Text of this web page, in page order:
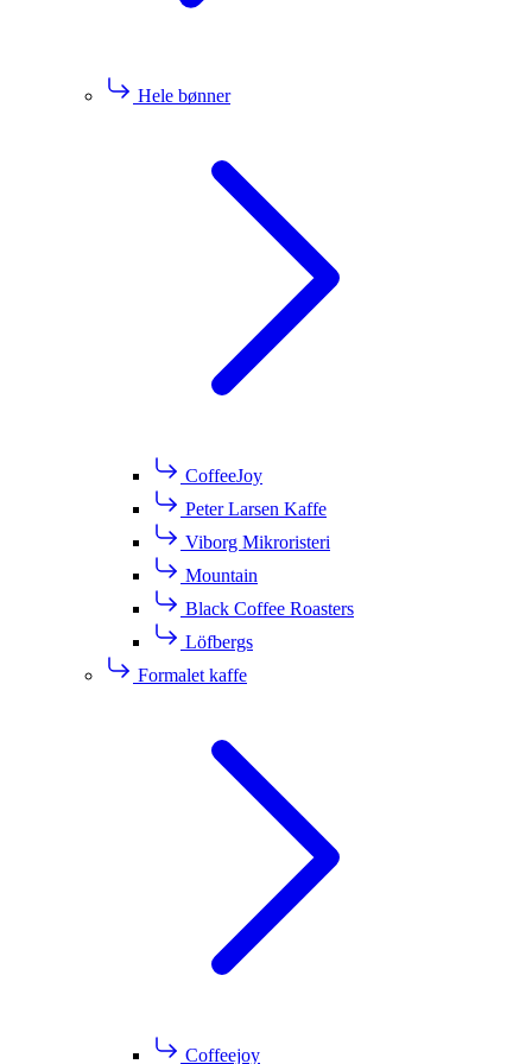
Hele bønner
CoffeeJoy
Peter Larsen Kaffe
Viborg Mikroristeri
Mountain
Black Coffee Roasters
Löfbergs
Formalet kaffe
Coffeejoy